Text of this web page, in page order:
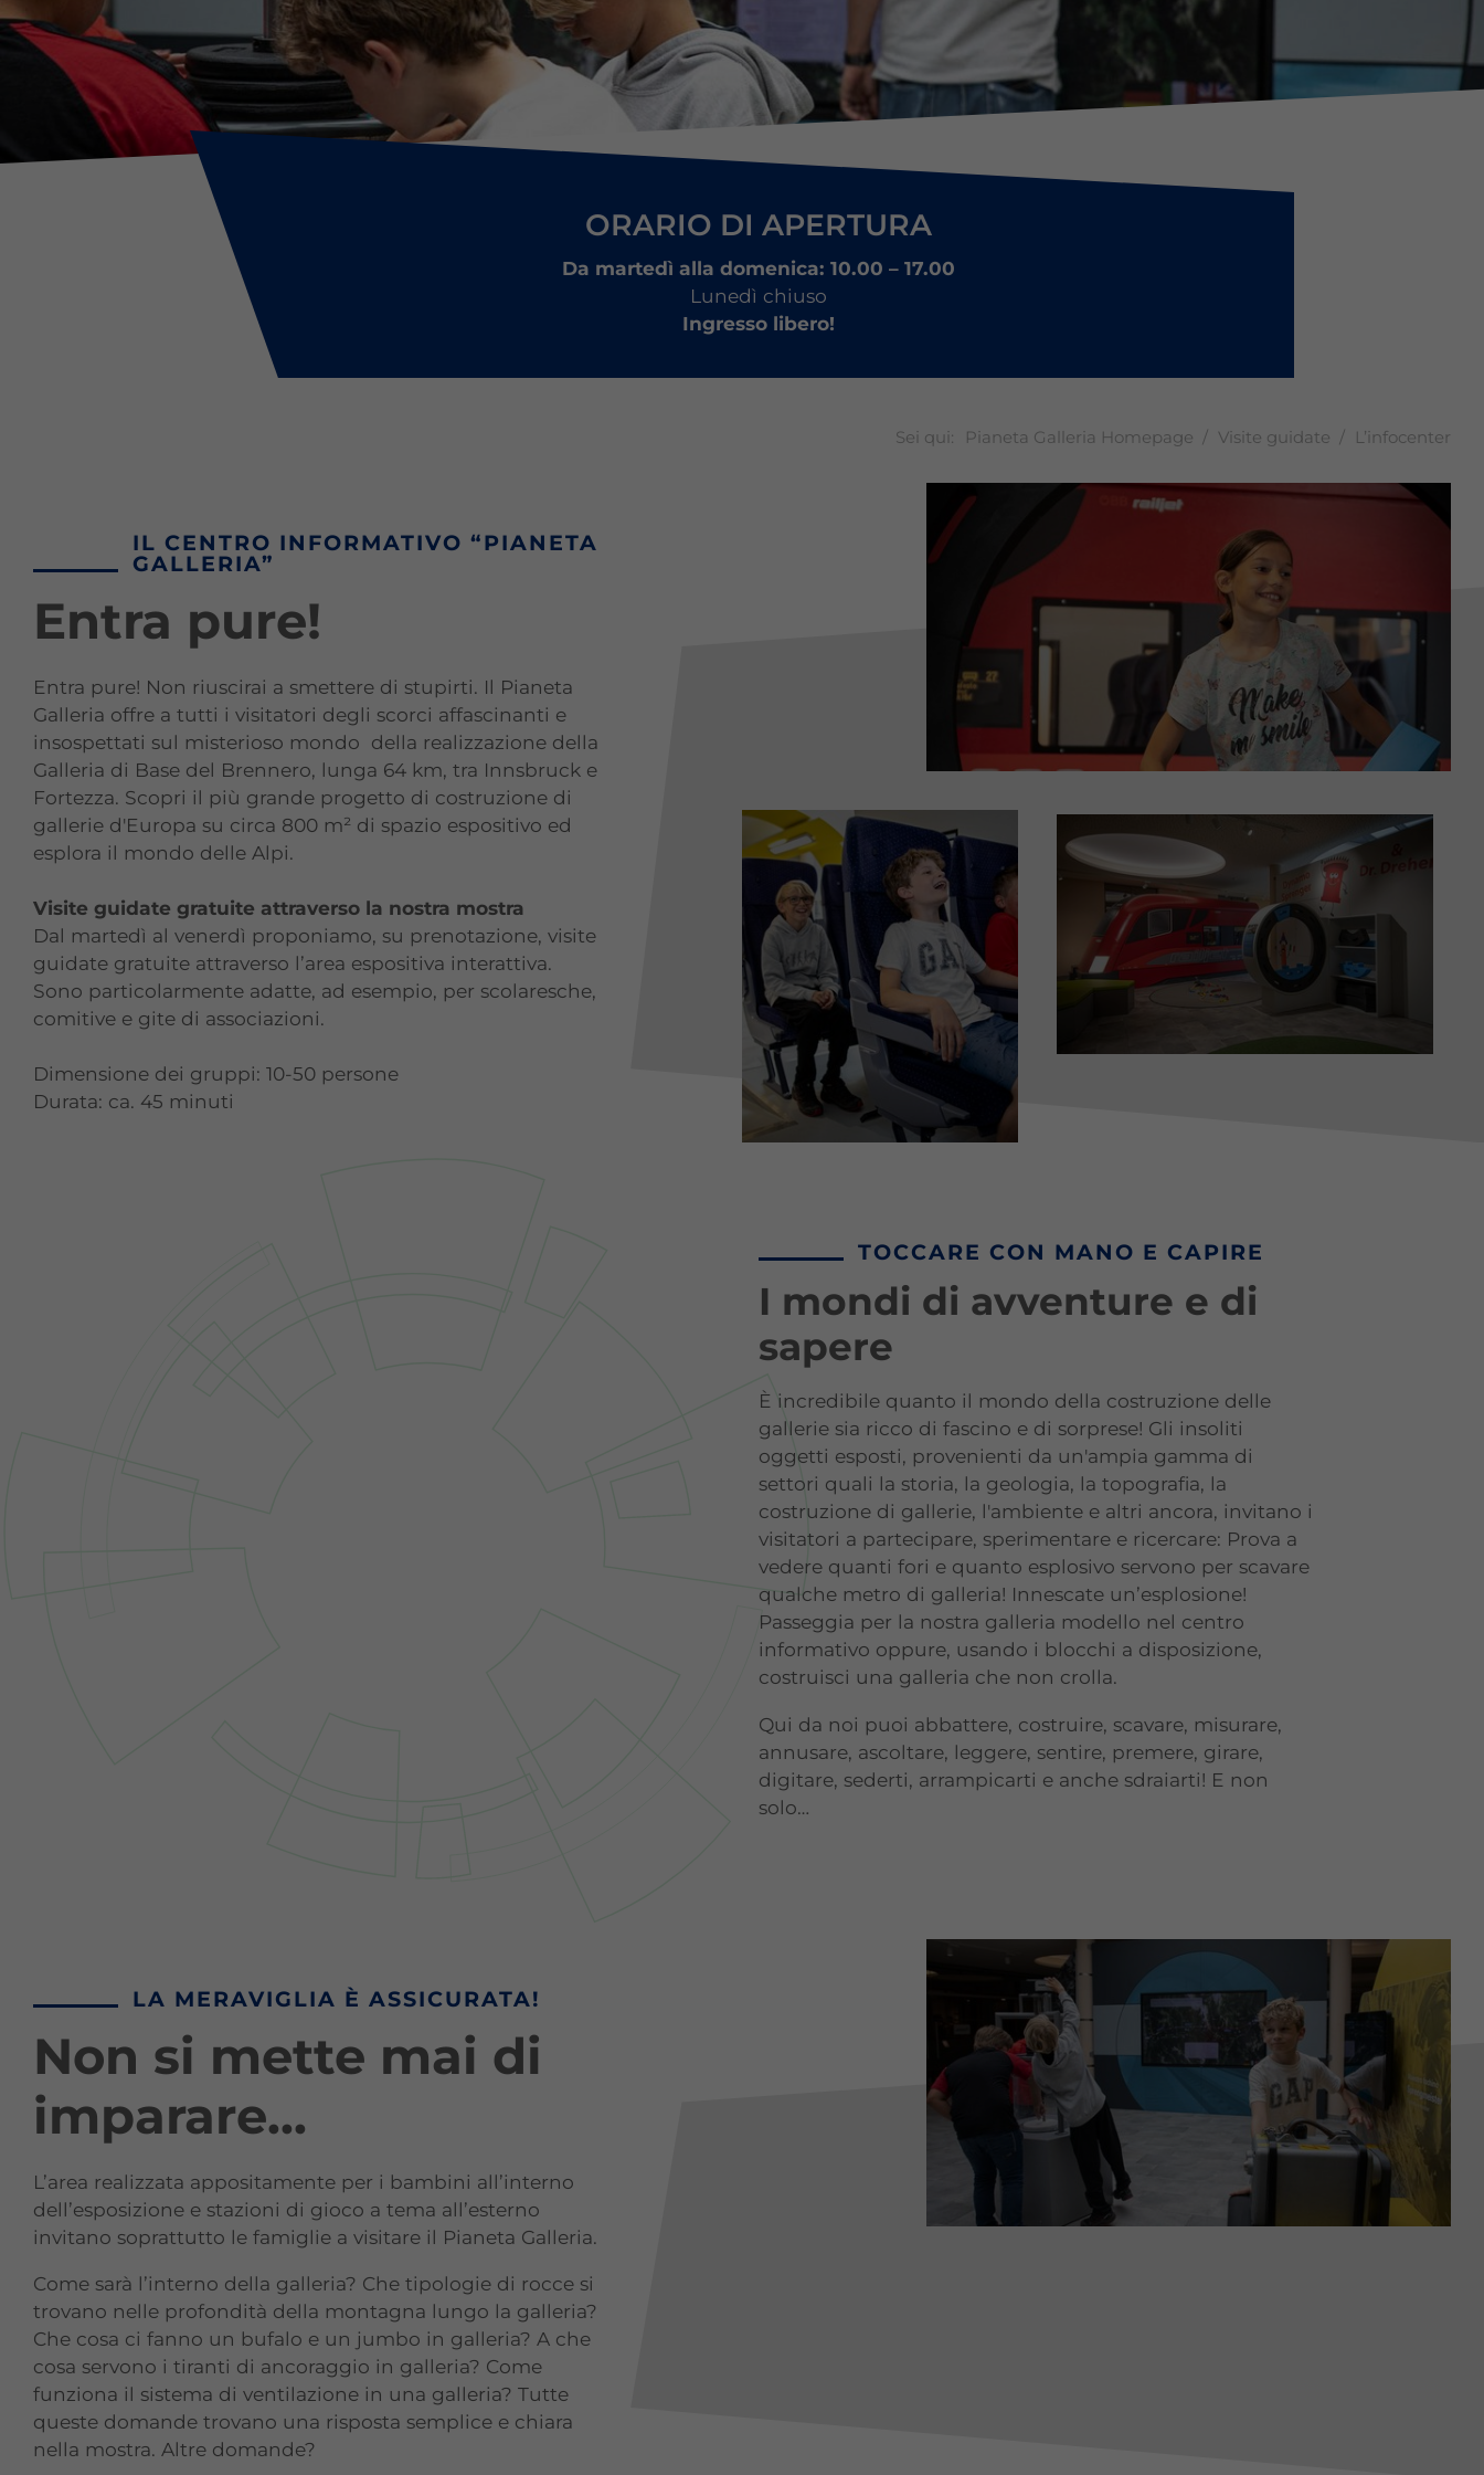
ORARIO DI APERTURA
Da martedì alla domenica: 10.00 – 17.00
Lunedì chiuso
Ingresso libero!
Sei qui: Pianeta Galleria Homepage Visite guidate L’infocenter
IL CENTRO INFORMATIVO “PIANETA
GALLERIA”
Entra pure!
Entra pure! Non riuscirai a smettere di stupirti. Il Pianeta
Galleria offre a tutti i visitatori degli scorci affascinanti e
insospettati sul misterioso mondo della realizzazione della
Galleria di Base del Brennero, lunga 64 km, tra Innsbruck e
Fortezza. Scopri il più grande progetto di costruzione di
gallerie d'Europa su circa 800 m² di spazio espositivo ed
esplora il mondo delle Alpi.
Visite guidate gratuite attraverso la nostra mostra
Dal martedì al venerdì proponiamo, su prenotazione, visite
guidate gratuite attraverso l’area espositiva interattiva.
Sono particolarmente adatte, ad esempio, per scolaresche,
comitive e gite di associazioni.
Dimensione dei gruppi: 10-50 persone
Durata: ca. 45 minuti
TOCCARE CON MANO E CAPIRE
I mondi di avventure e di
sapere
È incredibile quanto il mondo della costruzione delle
gallerie sia ricco di fascino e di sorprese! Gli insoliti
oggetti esposti, provenienti da un'ampia gamma di
settori quali la storia, la geologia, la topografia, la
costruzione di gallerie, l'ambiente e altri ancora, invitano i
visitatori a partecipare, sperimentare e ricercare: Prova a
vedere quanti fori e quanto esplosivo servono per scavare
qualche metro di galleria! Innescate un’esplosione!
Passeggia per la nostra galleria modello nel centro
informativo oppure, usando i blocchi a disposizione,
costruisci una galleria che non crolla.
Qui da noi puoi abbattere, costruire, scavare, misurare,
annusare, ascoltare, leggere, sentire, premere, girare,
digitare, sederti, arrampicarti e anche sdraiarti! E non
solo…
LA MERAVIGLIA È ASSICURATA!
Non si mette mai di
imparare...
L’area realizzata appositamente per i bambini all’interno
dell’esposizione e stazioni di gioco a tema all’esterno
invitano soprattutto le famiglie a visitare il Pianeta Galleria.
Come sarà l’interno della galleria? Che tipologie di rocce si
trovano nelle profondità della montagna lungo la galleria?
Che cosa ci fanno un bufalo e un jumbo in galleria? A che
cosa servono i tiranti di ancoraggio in galleria? Come
funziona il sistema di ventilazione in una galleria? Tutte
queste domande trovano una risposta semplice e chiara
nella mostra. Altre domande?